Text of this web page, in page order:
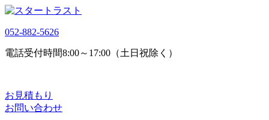
052-882-5626
電話受付時間8:00～17:00（土日祝除く）
お見積もり
お問い合わせ